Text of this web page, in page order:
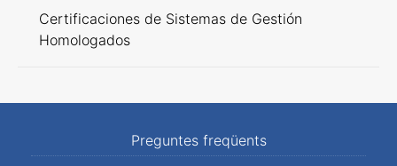
Certificaciones de Sistemas de Gestión
Homologados
Preguntes freqüents